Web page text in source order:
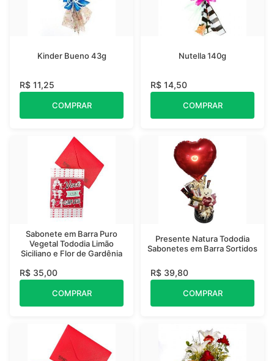
Kinder Bueno 43g
R$ 11,25
COMPRAR
Nutella 140g
R$ 14,50
COMPRAR
Sabonete em Barra Puro
Vegetal Tododia Limão
Siciliano e Flor de Gardênia
R$ 35,00
COMPRAR
Presente Natura Tododia
Sabonetes em Barra Sortidos
R$ 39,80
COMPRAR